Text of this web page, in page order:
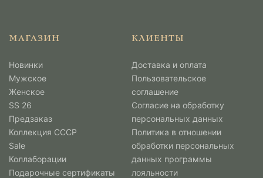
МАГАЗИН
Новинки
Мужcкое
Женское
SS 26
Предзаказ
Коллекция СССР
Sale
Коллаборации
Подарочные сертификаты
КЛИЕНТЫ
Доставка и оплата
Пользовательское
соглашение
Согласие на обработку
персональных данных
Политика в отношении
обработки персональных
данных программы
лояльности